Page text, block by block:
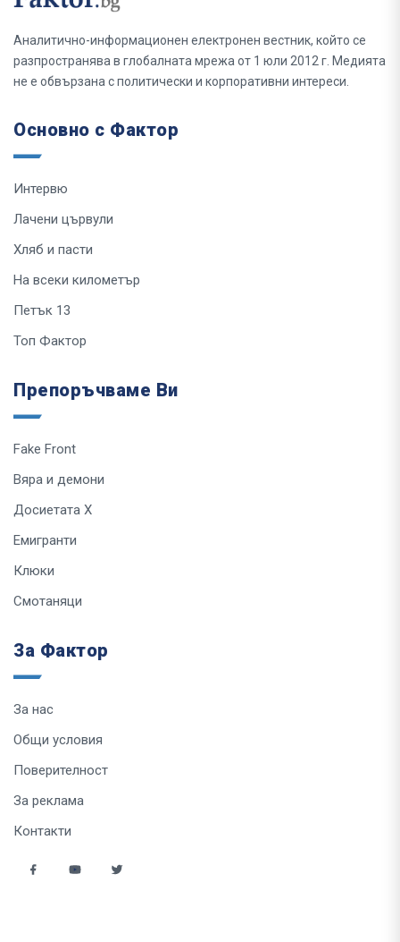
Аналитично-информационен електронен вестник, който се
разпространява в глобалната мрежа от 1 юли 2012 г. Медията
не е обвързана с политически и корпоративни интереси.
Основно с Фактор
Интервю
Лачени цървули
Хляб и пасти
На всеки километър
Петък 13
Топ Фактор
Препоръчваме Ви
Fake Front
Вяра и демони
Досиетата Х
Емигранти
Клюки
Смотаняци
За Фактор
За нас
Общи условия
Поверителност
За реклама
Контакти